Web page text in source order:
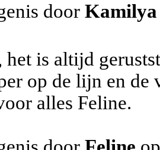
door Kamilya
het is altijd
op de lijn en
alles Feline.